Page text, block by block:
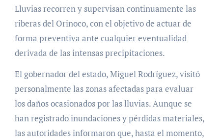
Lluvias recorren y supervisan continuamente las
riberas del Orinoco, con el objetivo de actuar de
forma preventiva ante cualquier eventualidad
derivada de las intensas precipitaciones.
El gobernador del estado, Miguel Rodríguez, visitó
personalmente las zonas afectadas para evaluar
los daños ocasionados por las lluvias. Aunque se
han registrado inundaciones y pérdidas materiales,
las autoridades informaron que, hasta el momento,